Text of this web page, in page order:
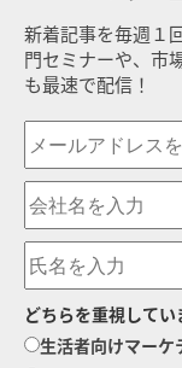
新着記事を毎週１
門セミナーや、市
も最速で配信！
どちらを重視してい
生活者向けマーケ